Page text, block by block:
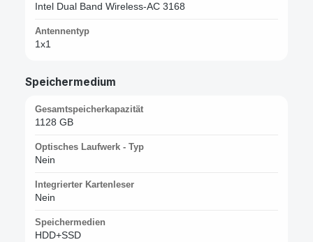
Intel Dual Band Wireless-AC 3168
Antennentyp
1x1
Speichermedium
Gesamtspeicherkapazität
1128 GB
Optisches Laufwerk - Typ
Nein
Integrierter Kartenleser
Nein
Speichermedien
HDD+SSD